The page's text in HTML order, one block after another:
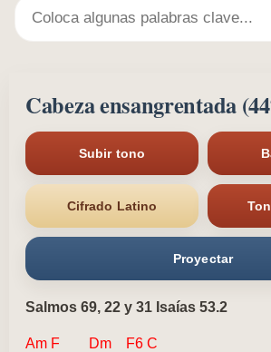
Cabeza ensangrentada
Subir tono
Cifrado Latino
Proyectar
Salmos 69, 22 y 31 Isaías 53.2
Am F Dm F6 C